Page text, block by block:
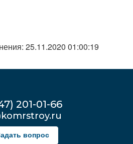
25.11.2020 01:00:19
201-01-66
вопрос